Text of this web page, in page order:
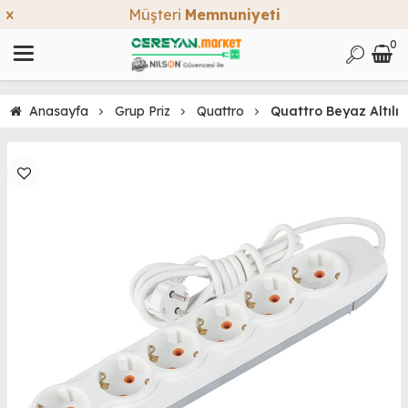
Müşteri Memnuniyeti
0
Anasayfa Grup Priz Quattro Quattro Beyaz Altılı